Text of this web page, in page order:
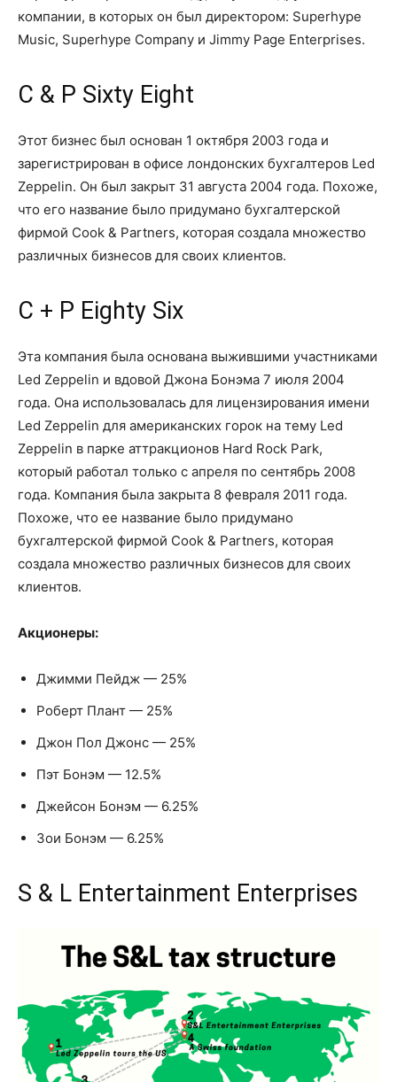
компании, в которых он был директором: Superhype
Music, Superhype Company и Jimmy Page Enterprises.
C & P Sixty Eight
Этот бизнес был основан 1 октября 2003 года и
зарегистрирован в офисе лондонских бухгалтеров Led
Zeppelin. Он был закрыт 31 августа 2004 года. Похоже,
что его название было придумано бухгалтерской
фирмой Cook & Partners, которая создала множество
различных бизнесов для своих клиентов.
C + P Eighty Six
Эта компания была основана выжившими участниками
Led Zeppelin и вдовой Джона Бонэма 7 июля 2004
года. Она использовалась для лицензирования имени
Led Zeppelin для американских горок на тему Led
Zeppelin в парке аттракционов Hard Rock Park,
который работал только с апреля по сентябрь 2008
года. Компания была закрыта 8 февраля 2011 года.
Похоже, что ее название было придумано
бухгалтерской фирмой Cook & Partners, которая
создала множество различных бизнесов для своих
клиентов.
Акционеры:
Джимми Пейдж — 25%
Роберт Плант — 25%
Джон Пол Джонс — 25%
Пэт Бонэм — 12.5%
Джейсон Бонэм — 6.25%
Зои Бонэм — 6.25%
S & L Entertainment Enterprises